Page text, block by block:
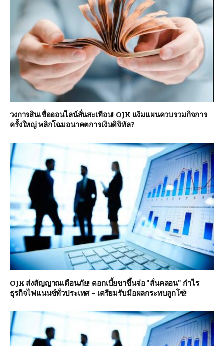
วงการสินเชื่อออนไลน์สั่นสะเทือน! OJK แง้มแผนควบรวมกิจการ
ครั้งใหญ่ พลิกโฉมอนาคตการเงินดิจิทัล?
OJK ส่งสัญญาณเตือนภัย! ดอกเบี้ยขาขึ้นจ่อ "สั่นคลอน" กำไร
ธุรกิจไฟแนนซ์ทั่วประเทศ – เตรียมรับมือผลกระทบลูกโซ่!